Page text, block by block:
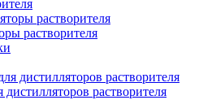
растворителя
растворителя